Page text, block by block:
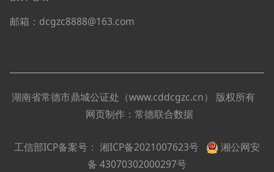
邮箱：dcgzc8888@163.com
湖南省常德市鼎城公证处（www.cddcgzc.cn） 版权所有
网页制作： 常德联合数据
工信部ICP备案号： 湘ICP备2021007623号
湘公网安
备 43070302000297号